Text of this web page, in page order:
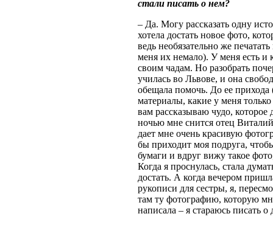
стали писать о нем?
– Да. Могу рассказать одну
хотела достать новое фото,
ведь необязательно же
меня их немало). У меня есть и
своим чадам. Но разобрать
училась во Львове, и она
обещала помочь. До ее прихода
материалы, какие у меня
вам рассказываю чудо,
ночью мне снится отец
дает мне очень красивую
бы приходит моя подруга,
бумаги и вдруг вижу такое
Когда я проснулась, стала
достать. А когда вечером
рукописи для сестры, я,
там ту фотографию, которую
написала – я стараюсь писать